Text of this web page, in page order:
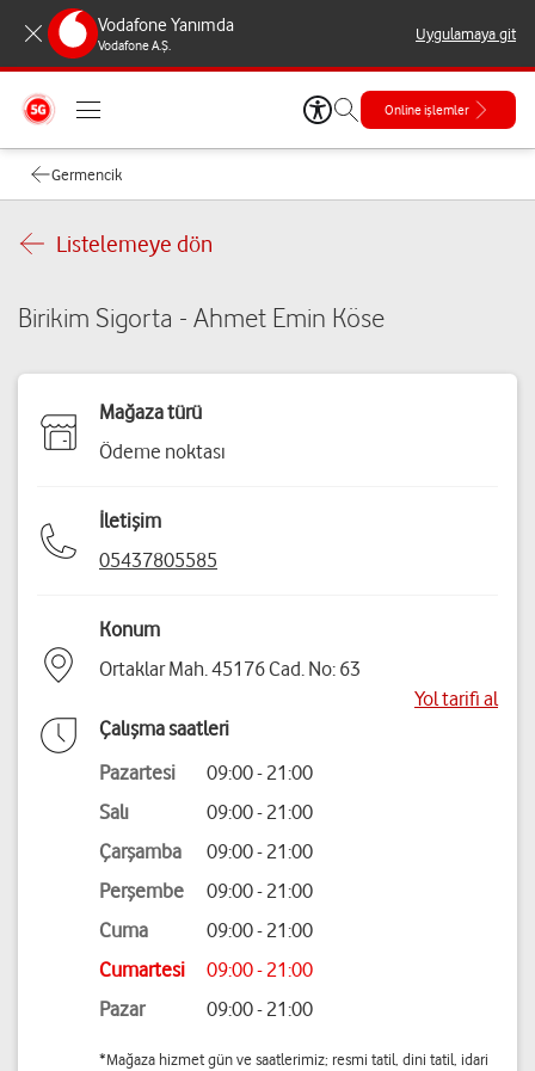
Vodafone Yanımda
Vodafone A.Ş.
Uygulamaya git
Online işlemler
Germencik
Listelemeye dön
Birikim Sigorta - Ahmet Emin Köse
Mağaza türü
Ödeme noktası
İletişim
05437805585
Konum
Ortaklar Mah. 45176 Cad. No: 63
Yol tarifi al
Çalışma saatleri
Pazartesi
09:00 - 21:00
Salı
09:00 - 21:00
Çarşamba
09:00 - 21:00
Perşembe
09:00 - 21:00
Cuma
09:00 - 21:00
Cumartesi
09:00 - 21:00
Pazar
09:00 - 21:00
*Mağaza hizmet gün ve saatlerimiz; resmi tatil, dini tatil, idari